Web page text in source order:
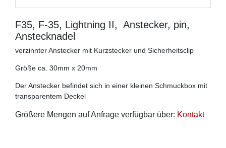
F35, F-35, Lightning II, Anstecker, pin,
Anstecknadel
verzinnter Anstecker mit Kurzstecker und Sicherheitsclip
Größe ca. 30mm x 20mm
Der Anstecker befindet sich in einer kleinen Schmuckbox mit
transparentem Deckel
Größere Mengen auf Anfrage verfügbar über: Kontakt